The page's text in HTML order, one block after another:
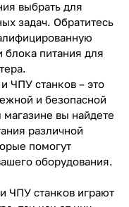
выбрать для
задач. Обратитесь
питания для
ЧПУ станков – это
и безопасной
вы найдете
различной
помогут
оборудования.
ЧПУ станков играют